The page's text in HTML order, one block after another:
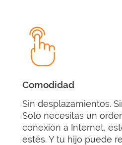
Comodidad
Sin desplazamientos.
Solo necesitas un
conexión a Internet,
estés. Y tu hijo puede